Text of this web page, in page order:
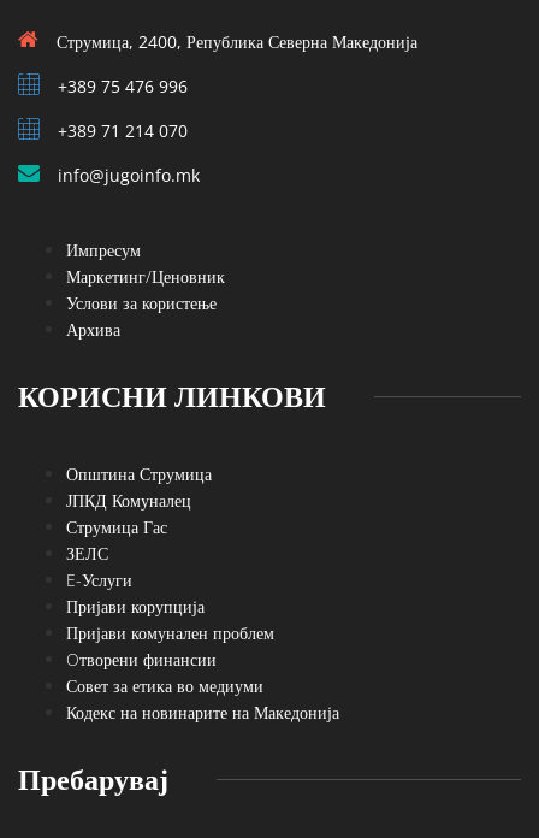
Струмица, 2400, Република Северна Македонија
+389 75 476 996
+389 71 214 070
info@jugoinfo.mk
Импресум
Маркетинг/Ценовник
Услови за користење
Архива
КОРИСНИ ЛИНКОВИ
Општина Струмица
ЈПКД Комуналец
Струмица Гас
ЗЕЛС
E-Услуги
Пријави корупција
Пријави комунален проблем
Oтворени финансии
Совет за етика во медиуми
Кодекс на новинарите на Македонија
Пребарувај